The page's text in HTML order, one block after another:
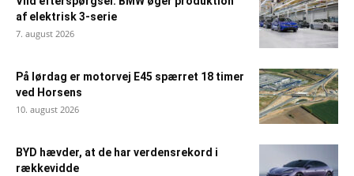
af elektrisk 3-serie
7. august 2026
På lørdag er motorvej E45 spærret 18 timer
ved Horsens
10. august 2026
BYD hævder, at de har verdensrekord i
rækkevidde